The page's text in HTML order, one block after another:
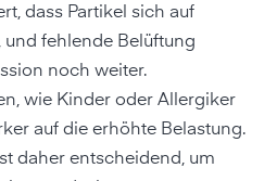
dass Partikel sich auf
fehlende Belüftung
noch weiter.
wie Kinder oder Allergiker
auf die erhöhte Belastung.
daher entscheidend, um